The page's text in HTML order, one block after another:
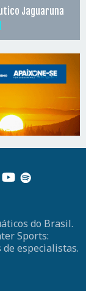
Jaguaruna
do Brasil.
Sports:
especialistas.